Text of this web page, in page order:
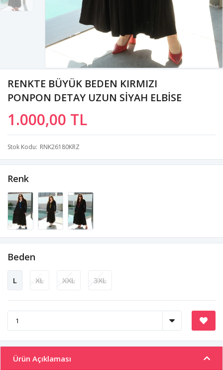
RENKTE BÜYÜK BEDEN KIRMIZI
PONPON DETAY UZUN SİYAH ELBİSE
1.000,00 TL
Stok Kodu RNK26180KRZ
Renk
Beden
L XL XXL 3XL
Ürün Açıklaması